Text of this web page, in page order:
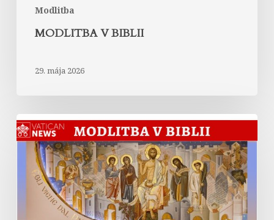
Modlitba
MODLITBA V BIBLII
29. mája 2026
Chválospev
celého
stvorenstva